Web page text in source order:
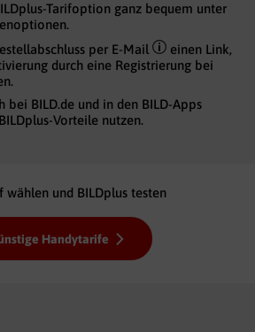
Tarifoption ganz bequem unter
per E-Mail
einen Link,
durch eine Registrierung bei
bei BILD.de und in den BILD-Apps
Vorteile nutzen.
wählen und BILDplus testen
Handytarife